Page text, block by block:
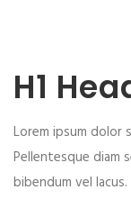
H1
Lorem ipsum dolor
Pellentesque diam
bibendum vel